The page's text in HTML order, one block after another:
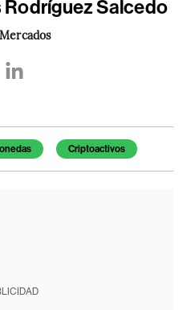
Rodríguez Salcedo
Criptoactivos